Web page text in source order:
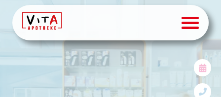
Aktionen & Angebote |